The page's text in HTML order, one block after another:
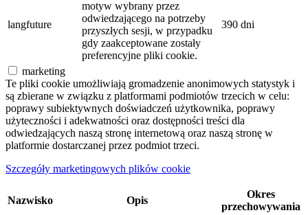
langfuture
motyw wybrany przez
odwiedzającego na potrzeby
przyszłych sesji, w przypadku
gdy zaakceptowane zostały
preferencyjne pliki cookie.
390 dni
marketing
Te pliki cookie umożliwiają gromadzenie anonimowych statystyk i
są zbierane w związku z platformami podmiotów trzecich w celu:
poprawy subiektywnych doświadczeń użytkownika, poprawy
użyteczności i adekwatności oraz dostępności treści dla
odwiedzających naszą stronę internetową oraz naszą stronę w
platformie dostarczanej przez podmiot trzeci.
Szczegóły marketingowych plików cookie
Nazwisko Opis
Okres
przechowywania